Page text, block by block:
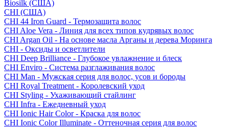
Biosilk (США)
CHI (США)
CHI 44 Iron Guard - Термозащита волос
CHI Aloe Vera - Линия для всех типов кудрявых волос
CHI Argan Oil - На основе масла Арганы и дерева Моринга
CHI - Оксиды и осветлители
CHI Deep Brilliance - Глубокое увлажнение и блеск
CHI Enviro - Система разглаживания волос
CHI Man - Мужская серия для волос, усов и бороды
CHI Royal Treatment - Королевский уход
CHI Styling - Ухаживающий стайлинг
CHI Infra - Ежедневный уход
CHI Ionic Hair Color - Краска для волос
CHI Ionic Color Illuminate - Оттеночная серия для волос